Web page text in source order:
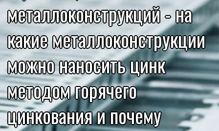
металлоконструкций - на
какие металлоконструкции
можно наносить цинк
методом горячего
цинкования и почему